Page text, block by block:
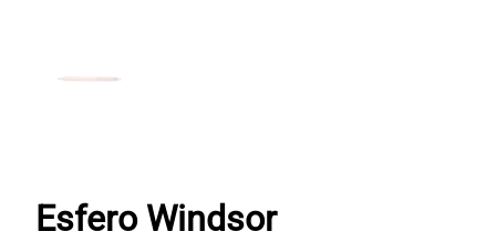
Esfero Windsor